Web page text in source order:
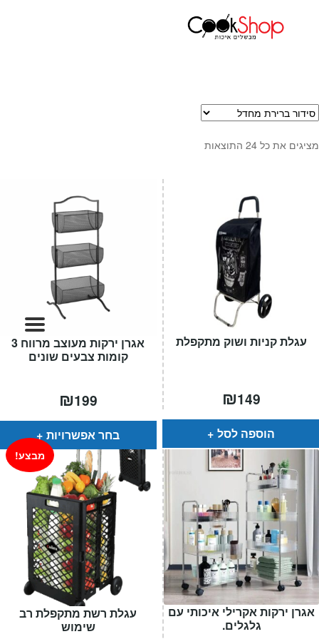
סירים
מחבתות
גאדג'טס וכלי מטבח
אחסון למטבח
קפה ותה
גיפט קארד
כלי בית
המותגים שלנו
חגים
מתכונים שלכם
עגלת קניות
תשלום
עמוד הבית אחסון למטבח
מציגים את כל ⁦24⁩ התוצאות
אגרן ירקות מעוצב מרווח 3
קומות צבעים שונים
₪199
בחר אפשרויות
עגלת קניות ושוק מתקפלת
₪149
הוספה לסל
עגלת רשת מתקפלת רב
שימוש
מבצע!
אגרן ירקות אקרילי איכותי עם
גלגלים.